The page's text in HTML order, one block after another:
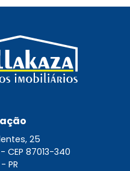
25
CEP 87013-340
PR